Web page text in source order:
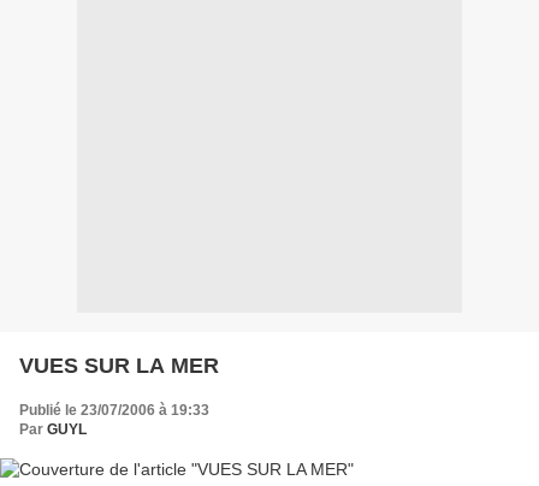
VUES SUR LA MER
Publié le 23/07/2006 à 19:33
Par GUYL